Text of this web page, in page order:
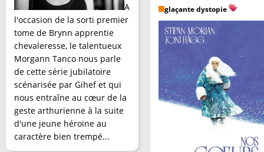
A
l'occasion de la sorti premier
tome de Brynn apprentie
chevaleresse, le talentueux
Morgann Tanco nous parle
de cette série jubilatoire
scénarisée par Gihef et qui
nous entraîne au cœur de la
geste arthurienne à la suite
d'une jeune héroïne au
caractère bien trempé...
glaçante dystopie